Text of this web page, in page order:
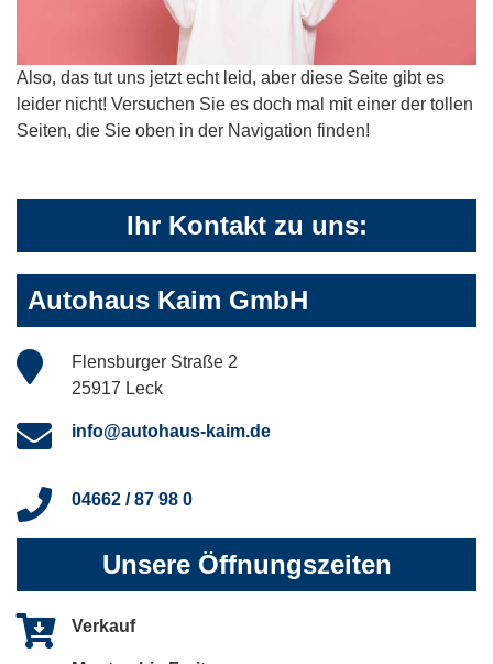
Also, das tut uns jetzt echt leid, aber diese Seite gibt es
leider nicht! Versuchen Sie es doch mal mit einer der tollen
Seiten, die Sie oben in der Navigation finden!
Ihr Kontakt zu uns:
Autohaus Kaim GmbH
Flensburger Straße 2
25917 Leck
info@autohaus-kaim.de
04662 / 87 98 0
Unsere Öffnungszeiten
Verkauf